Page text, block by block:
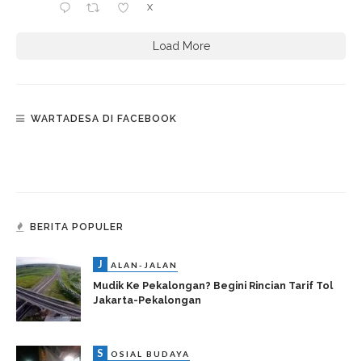
X
Load More
WARTADESA DI FACEBOOK
BERITA POPULER
J ALAN-JALAN
Mudik Ke Pekalongan? Begini Rincian Tarif Tol
Jakarta-Pekalongan
S OSIAL BUDAYA